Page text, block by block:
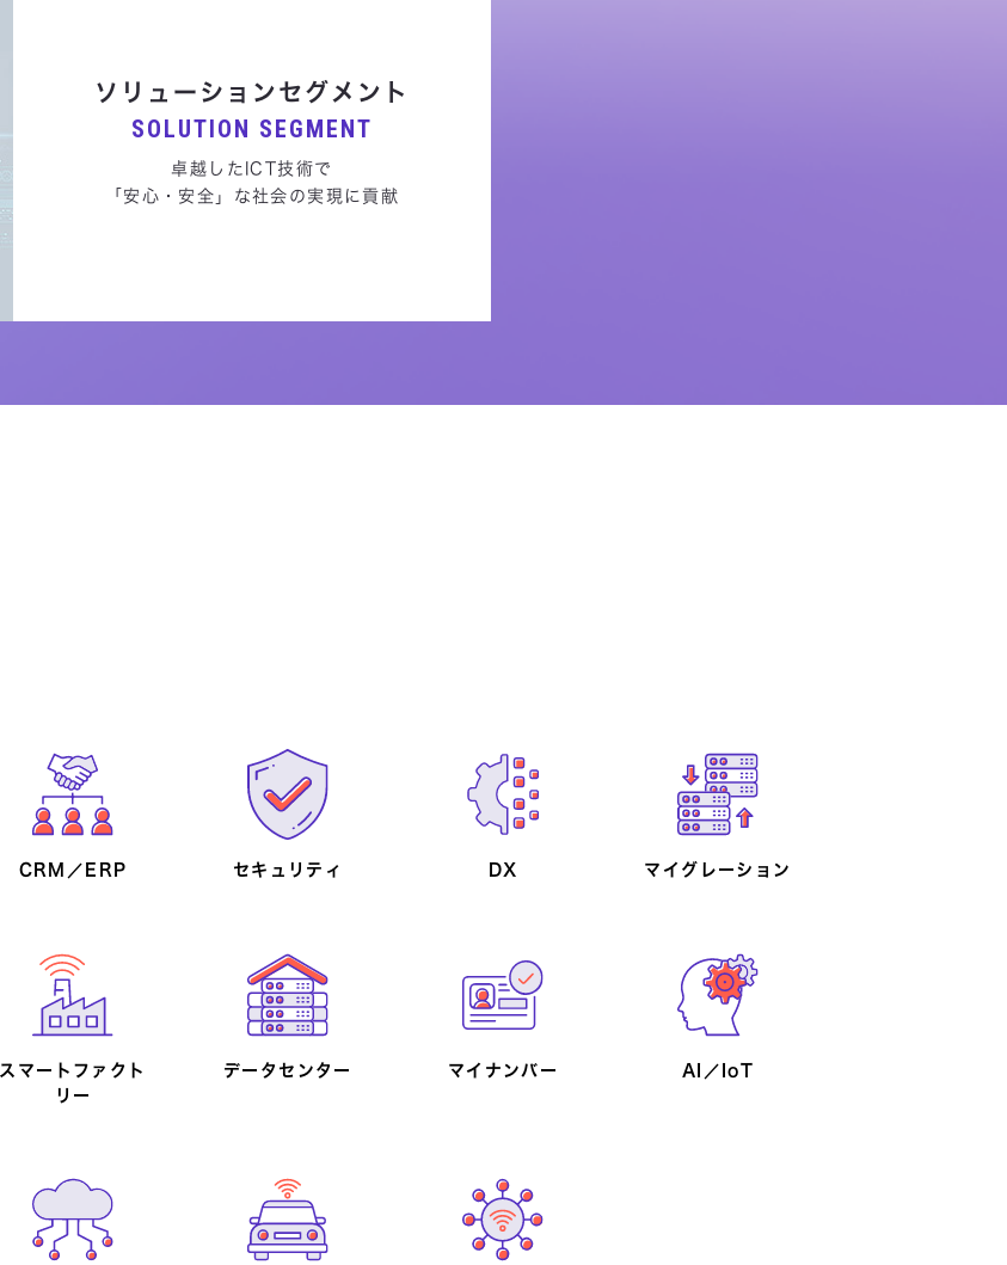
ソリューションセグメント
SOLUTION SEGMENT
卓越したICT技術で
「安心・安全」な社会の実現に貢献
CRM／ERP セキュリティ DX マイグレーション
スマートファクト
リー
データセンター マイナンバー AI／IoT
製造業向け 物流・流通業向け
官公庁・自治体・
金融業向け
医療業向け
情報共有 生産性向上
マイクロソフト製
検証・テスト
サポート終了対策